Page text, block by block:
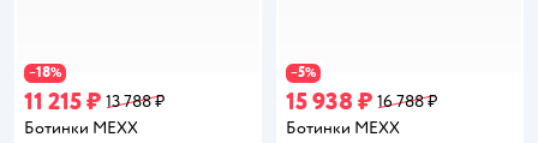
−18%
11 215 ₽ 13 788 ₽
Ботинки MEXX
−5%
15 938 ₽ 16 788 ₽
Ботинки MEXX